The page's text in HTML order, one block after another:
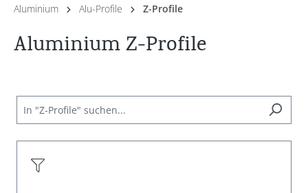
Aluminium Alu-Profile Z-Profile
Aluminium Z-Profile